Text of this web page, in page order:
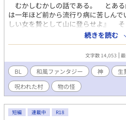
むかしむかしの話である。 とある
は一年ほど前から流行り病に苦しん
しい女を贄として山に登らせよ』
の婆。夢で山神様から告げられたの
は急いで村一番のべっぴんだった庄
籠に乗せられ、山道を行く一行。
生贄は降ろされた。 出てたのは
で生贄に成りすました男と山神は、村
ひそむ凶悪な『モノノ怪』の正体
蝕まれた村の末路とは。 生贄×山神
続きを読む
文字数 14,053
BL 和風ファンタジー 神 生
呪われた村
物の怪
短編 連載中 R18